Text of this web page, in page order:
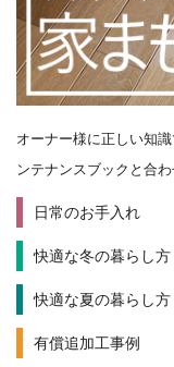
オーナー様に正しい知
ンテナンスブックと合
日常のお手入れ
快適な冬の暮らし方
快適な夏の暮らし方
有償追加工事例